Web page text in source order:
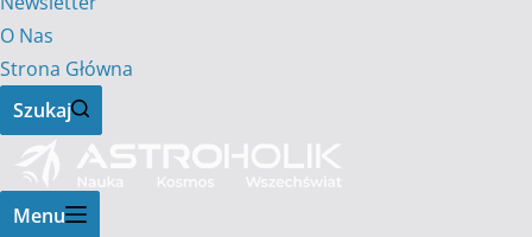
O Nas
Strona Główna
Szukaj
Menu